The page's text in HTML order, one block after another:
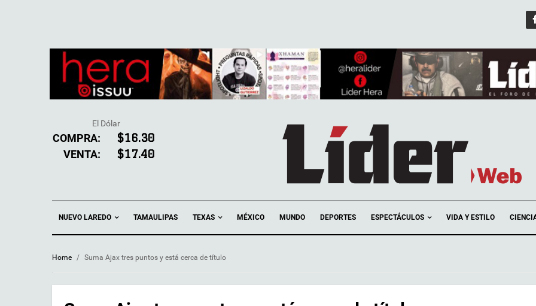
El Dólar
COMPRA: $16.30
VENTA: $17.40
NUEVO LAREDO TAMAULIPAS TEXAS MÉXICO MUNDO DEPORTES ESPECTÁCULOS VIDA Y ESTILO
Home / Suma Ajax tres puntos y está cerca de título